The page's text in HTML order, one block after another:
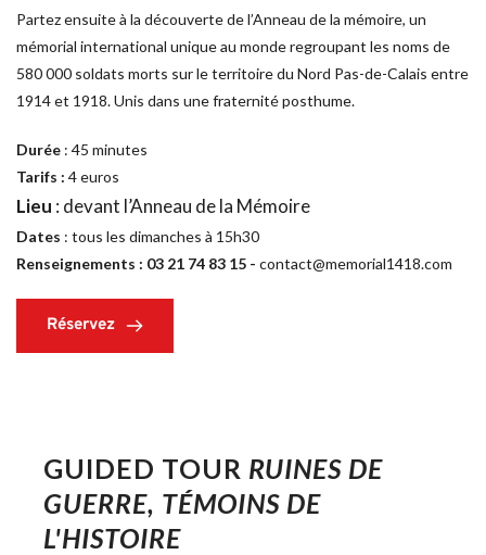
Partez ensuite à la découverte de l’Anneau de la mémoire, un
mémorial international unique au monde regroupant les noms de
580 000 soldats morts sur le territoire du Nord Pas-de-Calais entre
1914 et 1918. Unis dans une fraternité posthume.
Durée : 45 minutes
Tarifs : 4 euros
Lieu : devant l’Anneau de la Mémoire
Dates : tous les dimanches à 15h30
Renseignements : 03 21 74 83 15 - contact@memorial1418.com
Réservez
GUIDED TOUR RUINES DE
GUERRE, TÉMOINS DE
L'HISTOIRE